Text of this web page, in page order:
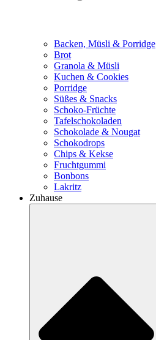
Backen, Müsli & Porridge
Brot
Granola & Müsli
Kuchen & Cookies
Porridge
Süßes & Snacks
Schoko-Früchte
Tafelschokoladen
Schokolade & Nougat
Schokodrops
Chips & Kekse
Fruchtgummi
Bonbons
Lakritz
Zuhause